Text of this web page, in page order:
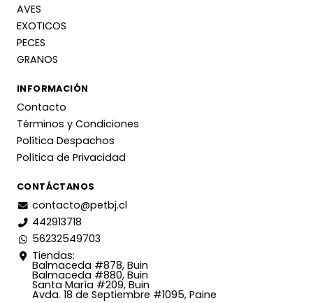
AVES
EXOTICOS
PECES
GRANOS
INFORMACIÓN
Contacto
Términos y Condiciones
Política Despachos
Política de Privacidad
CONTÁCTANOS
contacto@petbj.cl
442913718
56232549703
Tiendas:
Balmaceda #878, Buin
Balmaceda #880, Buin
Santa María #209, Buin
Avda. 18 de Septiembre #1095, Paine